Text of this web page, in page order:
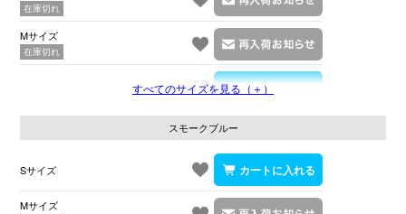
在庫切れ
Mサイズ
在庫切れ
すべてのサイズを見る（＋）
スモークブルー
Sサイズ
Mサイズ